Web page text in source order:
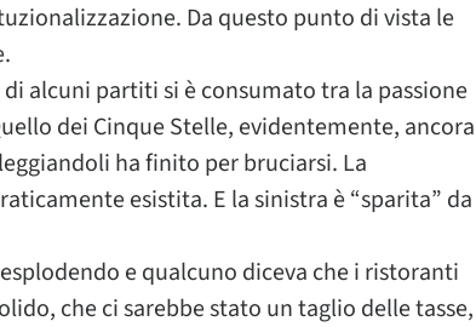
Da questo punto di vista le
alcuni partiti si è consumato tra la passione
dei Cinque Stelle, evidentemente, ancora
ha finito per bruciarsi. La
esistita. E la sinistra è “sparita” da
e qualcuno diceva che i ristoranti
che ci sarebbe stato un taglio delle tasse,